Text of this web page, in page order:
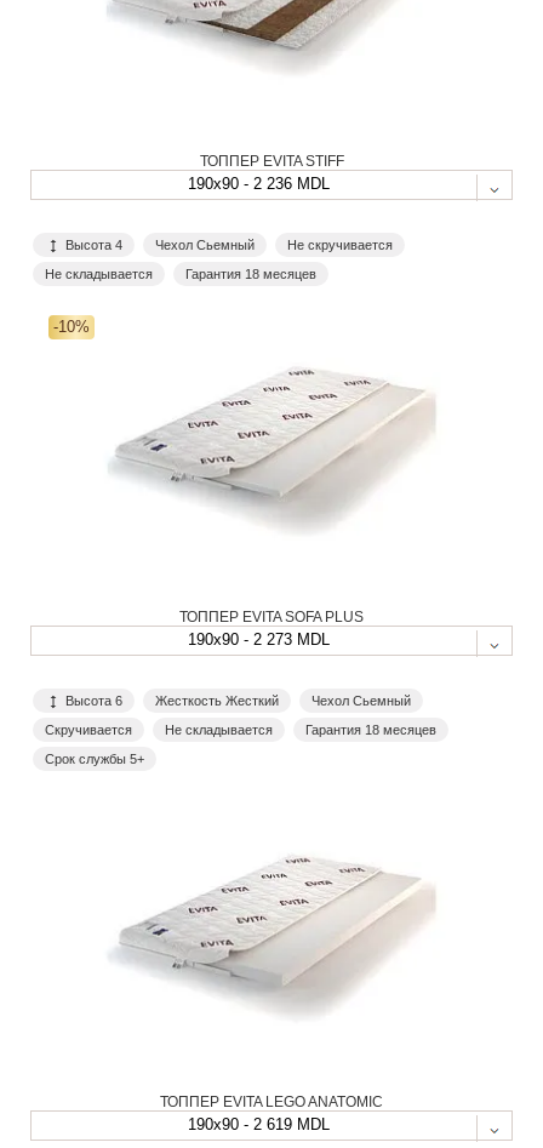
ТОППЕР EVITA STIFF
190x90 - 2 236 MDL
Высота 4 Чехол Сьемный
Не скручивается
Не складывается
Гарантия 18 месяцев
-10%
ТОППЕР EVITA SOFA PLUS
190x90 - 2 273 MDL
Высота 6 Жесткость Жесткий
Чехол Сьемный
Скручивается
Не складывается
Гарантия 18 месяцев
Срок службы 5+
ТОППЕР EVITA LEGO ANATOMIC
190x90 - 2 619 MDL